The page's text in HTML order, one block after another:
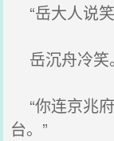
“岳大人说
岳沉舟冷笑。
“你连京兆
台。”